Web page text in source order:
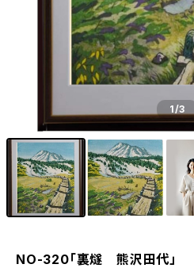
1/3
NO-320「裏燧 熊沢田代」